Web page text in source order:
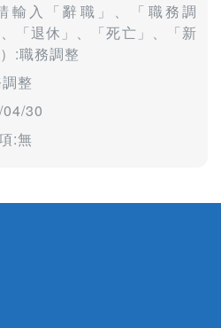
輸入「辭職」、「職務調
「退休」、「死亡」、「新
:職務調整
整
30
:無